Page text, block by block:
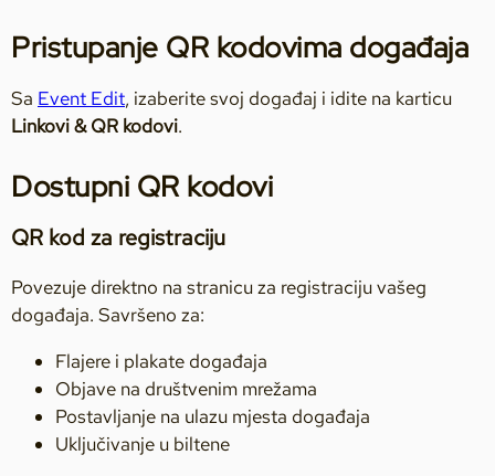
Pristupanje QR kodovima događaja
Sa Event Edit, izaberite svoj događaj i idite na karticu
Linkovi & QR kodovi.
Dostupni QR kodovi
QR kod za registraciju
Povezuje direktno na stranicu za registraciju vašeg
događaja. Savršeno za:
Flajere i plakate događaja
Objave na društvenim mrežama
Postavljanje na ulazu mjesta događaja
Uključivanje u biltene